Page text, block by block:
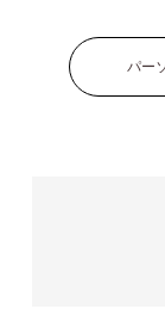
パー